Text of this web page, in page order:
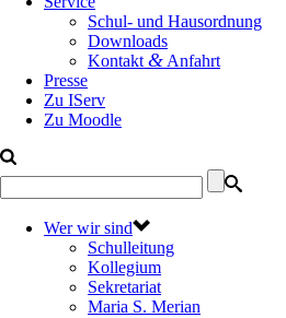
Schul- und Hausordnung
Downloads
Kontakt & Anfahrt
Presse
Zu IServ
Zu Moodle
Wer wir sind
Schulleitung
Kollegium
Sekretariat
Maria S. Merian